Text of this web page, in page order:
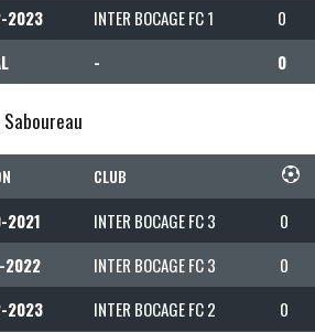
2023
INTER BOCAGE FC 1 0
- 0
Saboureau
CLUB
2021 INTER BOCAGE FC 3 0
2022
INTER BOCAGE FC 3 0
2023
INTER BOCAGE FC 2 0